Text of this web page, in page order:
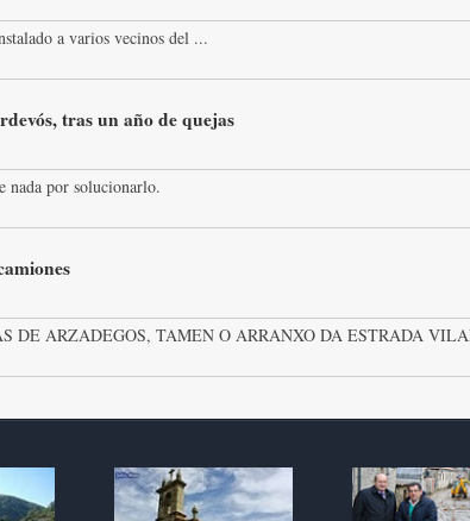
a varios vecinos del ...
tras un año de quejas
nada por solucionarlo.
DE ARZADEGOS, TAMEN O ARRANXO DA ESTRADA